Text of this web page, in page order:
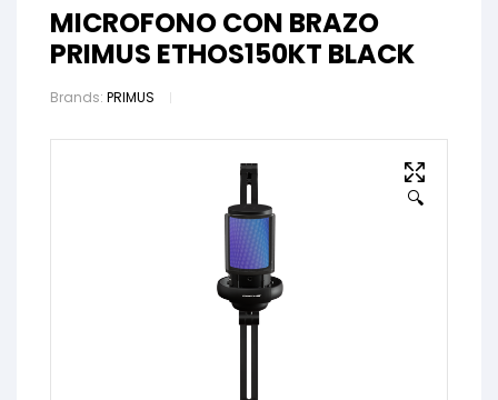
MICROFONO CON BRAZO
PRIMUS ETHOS150KT BLACK
Brands: PRIMUS
🔍